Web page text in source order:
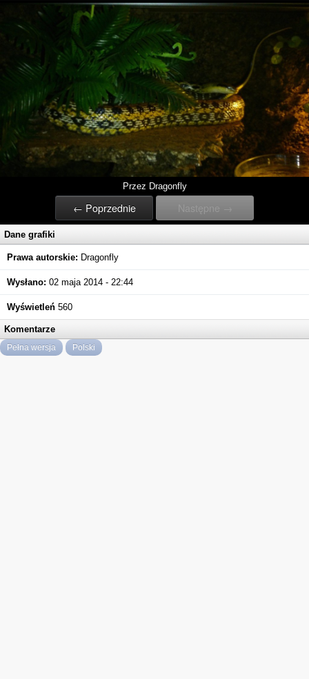
Przez Dragonfly
← Poprzednie Następne →
Dane grafiki
Prawa autorskie: Dragonfly
Wysłano: 02 maja 2014 - 22:44
Wyświetleń 560
Komentarze
Pełna wersja Polski